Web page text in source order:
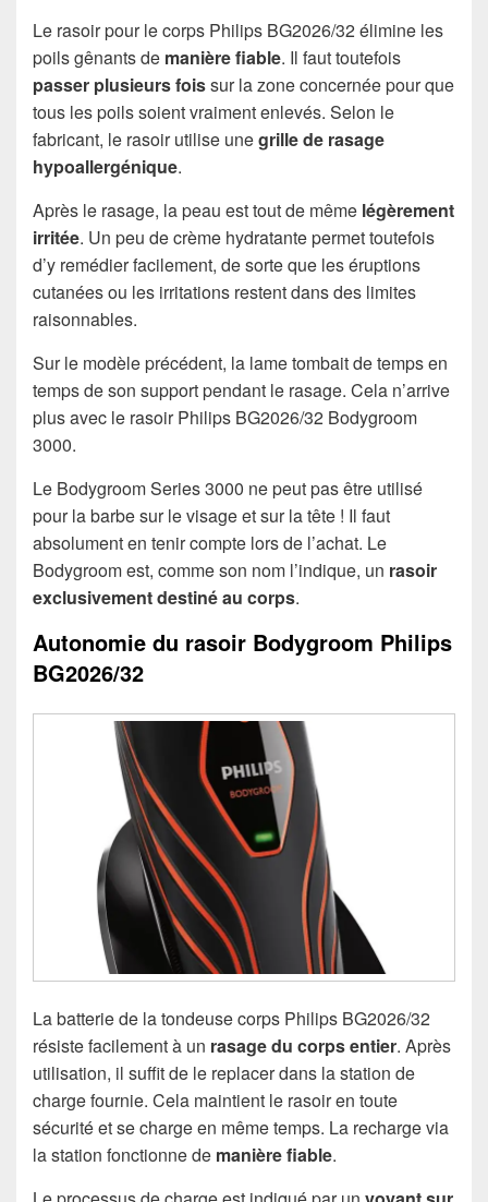
Le rasoir pour le corps Philips BG2026/32 élimine les
poils gênants de manière fiable. Il faut toutefois
passer plusieurs foissur la zone concernée pour que
tous les poils soient vraiment enlevés. Selon le
fabricant, le rasoir utilise unegrille de rasage
hypoallergénique.
Après le rasage, la peau est tout de même légèrement
irritée. Un peu de crème hydratante permet toutefois
d’y remédier facilement, de sorte que les éruptions
cutanées ou les irritations restent dans des limites
raisonnables.
Sur le modèle précédent, la lame tombait de temps en
temps de son support pendant le rasage. Cela n’arrive
plus avec le rasoir Philips BG2026/32 Bodygroom
3000.
Le Bodygroom Series 3000 ne peut pas être utilisé
pour la barbe sur le visage et sur la tête ! Il faut
absolument en tenir compte lors de l’achat. Le
Bodygroom est, comme son nom l’indique, un rasoir
exclusivement destiné au corps.
Autonomie du rasoir Bodygroom Philips
BG2026/32
La batterie de la tondeuse corps Philips BG2026/32
résiste facilement à un rasage du corps entier. Après
utilisation, il suffit de le replacer dans la station de
charge fournie. Cela maintient le rasoir en toute
sécurité et se charge en même temps. La recharge via
la station fonctionne de manière fiable.